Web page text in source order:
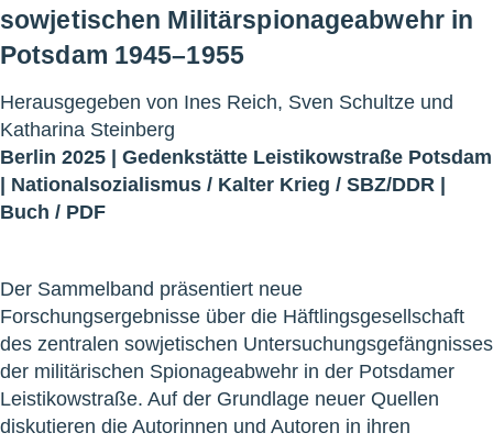
sowjetischen Militärspionageabwehr in
Potsdam 1945–1955
Herausgegeben von Ines Reich, Sven Schultze und
Katharina Steinberg
Berlin 2025 | Gedenkstätte Leistikowstraße Potsdam
| Nationalsozialismus / Kalter Krieg / SBZ/DDR |
Buch / PDF
Der Sammelband präsentiert neue
Forschungsergebnisse über die Häftlingsgesellschaft
des zentralen sowjetischen Untersuchungsgefängnisses
der militärischen Spionageabwehr in der Potsdamer
Leistikowstraße. Auf der Grundlage neuer Quellen
diskutieren die Autorinnen und Autoren in ihren